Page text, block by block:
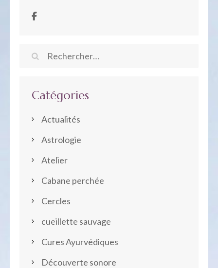
Rechercher :
Catégories
Actualités
Astrologie
Atelier
Cabane perchée
Cercles
cueillette sauvage
Cures Ayurvédiques
Découverte sonore